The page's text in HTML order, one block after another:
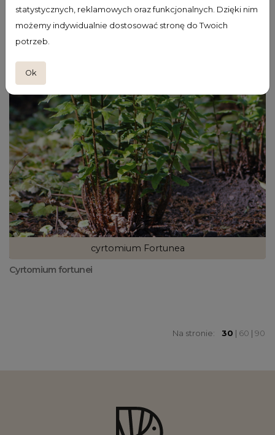
statystycznych, reklamowych oraz funkcjonalnych. Dzięki nim
możemy indywidualnie dostosować stronę do Twoich
potrzeb.
Ok
cyrtomium Fortunea
Cyrtomium fortunei
Na stronie: 30 | 60 | 90